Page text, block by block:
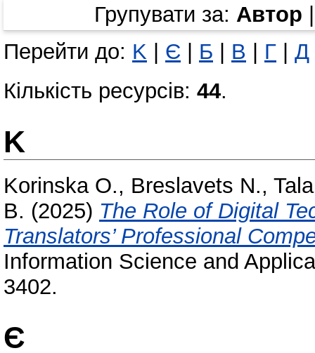
Групувати за: Автор
Перейти до: K Є Б В Г Д
Кількість ресурсів: 44.
K
Korinska O., Breslavets N.,
В. (2025) The Role of Digital
Translators’ Professional
Information Science and
3402.
Є